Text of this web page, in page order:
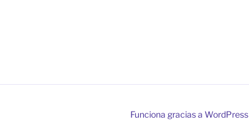
Funciona gracias a WordPress